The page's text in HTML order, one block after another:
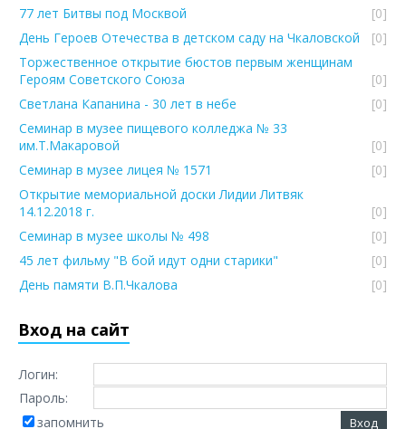
77 лет Битвы под Москвой
[0]
День Героев Отечества в детском саду на Чкаловской
[0]
Торжественное открытие бюстов первым женщинам
Героям Советского Союза
[0]
Светлана Капанина - 30 лет в небе
[0]
Семинар в музее пищевого колледжа № 33
им.Т.Макаровой
[0]
Семинар в музее лицея № 1571
[0]
Открытие мемориальной доски Лидии Литвяк
14.12.2018 г.
[0]
Семинар в музее школы № 498
[0]
45 лет фильму "В бой идут одни старики"
[0]
День памяти В.П.Чкалова
[0]
Вход на сайт
Логин:
Пароль:
запомнить